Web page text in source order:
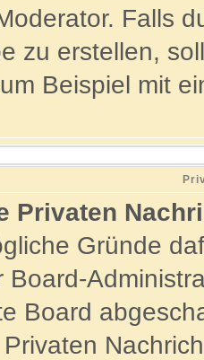
Falls
zu erstellen,
Beispiel mit
Privaten
Gründe
Board-
Board